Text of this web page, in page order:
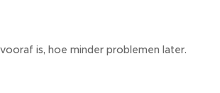
is, hoe minder problemen later.